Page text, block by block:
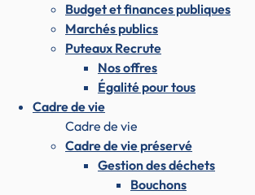
Budget et finances publiques
Marchés publics
Puteaux Recrute
Nos offres
Égalité pour tous
Cadre de vie
Cadre de vie
Cadre de vie préservé
Gestion des déchets
Bouchons